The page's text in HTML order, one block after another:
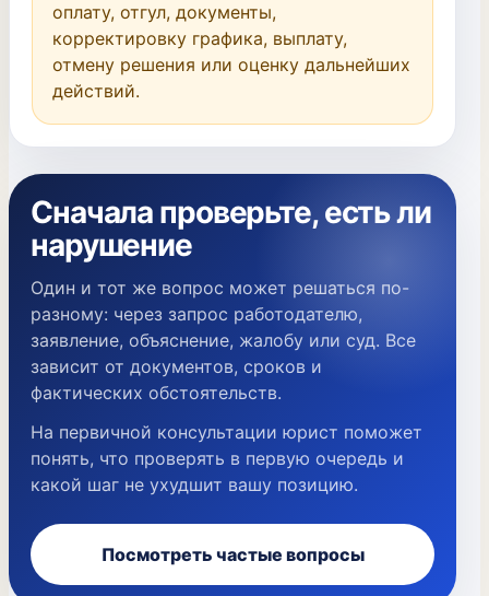
оплату, отгул, документы,
корректировку графика, выплату,
отмену решения или оценку дальнейших
действий.
Сначала проверьте, есть ли
нарушение
Один и тот же вопрос может решаться по-
разному: через запрос работодателю,
заявление, объяснение, жалобу или суд. Все
зависит от документов, сроков и
фактических обстоятельств.
На первичной консультации юрист поможет
понять, что проверять в первую очередь и
какой шаг не ухудшит вашу позицию.
Посмотреть частые вопросы